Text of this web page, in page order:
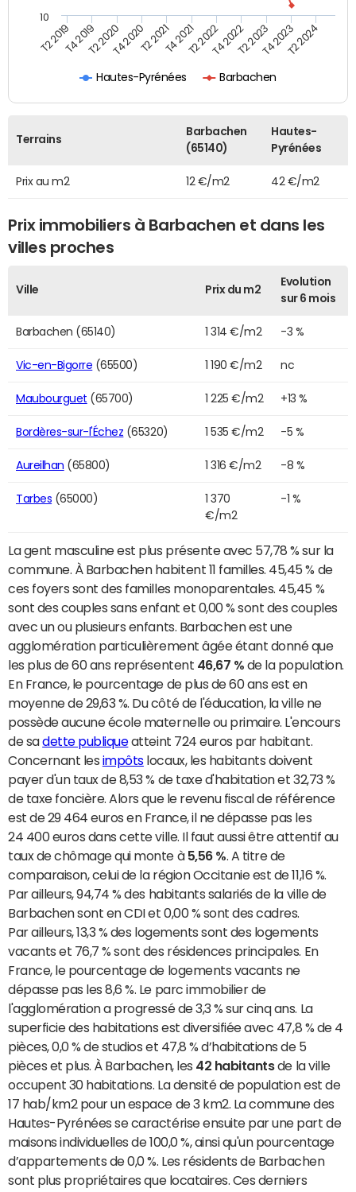
Hautes-Pyrénées Barbachen
T2 2019T4 2019T2 2020T4 2020T2 2021T4 2021T2 2022T4 2022T2 2023T4 2023T2 2024
10
Terrains
Barbachen
(65140)
Hautes-
Pyrénées
Prix au m2 12 €/m2 42 €/m2
Prix immobiliers à Barbachen et dans les
villes proches
Ville Prix du m2
Evolution
sur 6 mois
Barbachen (65140) 1 314 €/m2 -3 %
Vic-en-Bigorre (65500) 1 190 €/m2 nc
Maubourguet (65700) 1 225 €/m2 +13 %
Bordères-sur-l'Échez (65320) 1 535 €/m2 -5 %
Aureilhan (65800) 1 316 €/m2 -8 %
Tarbes (65000)
1 370
€/m2
-1 %
La gent masculine est plus présente avec 57,78 % sur la
commune. À Barbachen habitent 11 familles. 45,45 % de
ces foyers sont des familles monoparentales. 45,45 %
sont des couples sans enfant et 0,00 % sont des couples
avec un ou plusieurs enfants. Barbachen est une
agglomération particulièrement âgée étant donné que
les plus de 60 ans représentent 46,67 % de la population.
En France, le pourcentage de plus de 60 ans est en
moyenne de 29,63 %. Du côté de l'éducation, la ville ne
possède aucune école maternelle ou primaire. L'encours
de sadette publiqueatteint 724 euros par habitant.
Concernant les impôtslocaux, les habitants doivent
payer d'un taux de 8,53 % de taxe d'habitation et 32,73 %
de taxe foncière. Alors que le revenu fiscal de référence
est de 29 464 euros en France, il ne dépasse pas les
24 400 euros dans cette ville. Il faut aussi être attentif au
taux de chômage qui monte à 5,56 % . A titre de
comparaison, celui de la région Occitanie est de 11,16 %.
Par ailleurs, 94,74 % des habitants salariés de la ville de
Barbachen sont en CDI et 0,00 % sont des cadres.
Par ailleurs, 13,3 % des logements sont des logements
vacants et 76,7 % sont des résidences principales. En
France, le pourcentage de logements vacants ne
dépasse pas les 8,6 %. Le parc immobilier de
l'agglomération a progressé de 3,3 % sur cinq ans. La
superficie des habitations est diversifiée avec 47,8 % de 4
pièces, 0,0 % de studios et 47,8 % d’habitations de 5
pièces et plus. À Barbachen, les 42 habitantsde la ville
occupent 30 habitations. La densité de population est de
17 hab/km2 pour un espace de 3 km2. La commune des
Hautes-Pyrénées se caractérise ensuite par une part de
maisons individuelles de 100,0 %, ainsi qu'un pourcentage
d’appartements de 0,0 %. Les résidents de Barbachen
sont plus propriétaires que locataires. Ces derniers